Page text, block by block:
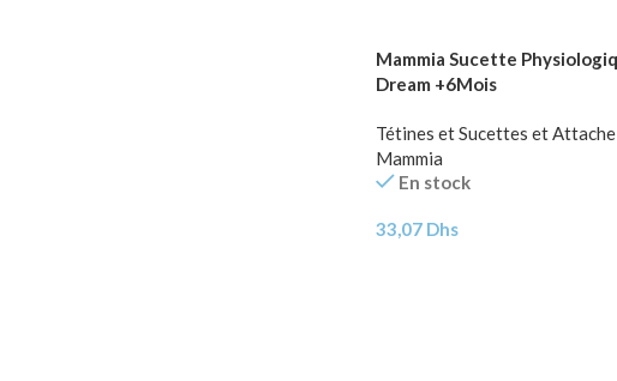
Mammia Sucette
Dream +6Mois
Tétines et Sucettes et
Mammia
En stock
33,07 Dhs